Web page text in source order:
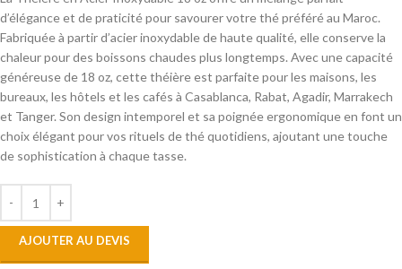
d’élégance et de praticité pour savourer votre thé préféré au Maroc.
Fabriquée à partir d’acier inoxydable de haute qualité, elle conserve la
chaleur pour des boissons chaudes plus longtemps. Avec une capacité
généreuse de 18 oz, cette théière est parfaite pour les maisons, les
bureaux, les hôtels et les cafés à Casablanca, Rabat, Agadir, Marrakech
et Tanger. Son design intemporel et sa poignée ergonomique en font un
choix élégant pour vos rituels de thé quotidiens, ajoutant une touche
de sophistication à chaque tasse.
AJOUTER AU DEVIS